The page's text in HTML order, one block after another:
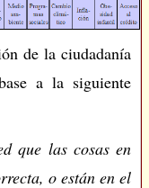
de la ciudadanía
a la siguiente
que las cosas en
o están en el